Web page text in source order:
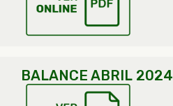
BALANCE ABRIL 2024